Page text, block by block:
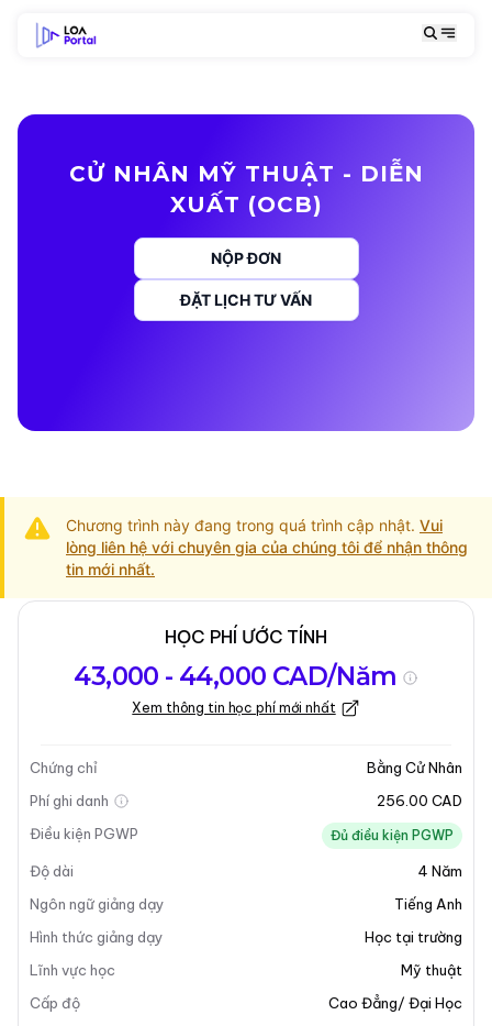
CỬ NHÂN MỸ THUẬT - DIỄN
XUẤT (OCB)
NỘP ĐƠN
ĐẶT LỊCH TƯ VẤN
Chương trình này đang trong quá trình cập nhật. Vui
lòng liên hệ với chuyên gia của chúng tôi để nhận thông
tin mới nhất.
chương trình
Học
Kỳ nhập học
Tổng quan về chương trình
HỌC PHÍ ƯỚC TÍNH
43,000 - 44,000 CAD/Năm
Xem thông tin học phí mới nhất
Chứng chỉ
Bằng Cử Nhân
Phí ghi danh
256.00 CAD
Điều kiện PGWP
Đủ điều kiện PGWP
Độ dài 4 Năm
Ngôn ngữ giảng dạy
Tiếng Anh
Hình thức giảng dạy
Học tại trường
Lĩnh vực học
Mỹ thuật
Cấp độ
Cao Đẳng/ Đại Học